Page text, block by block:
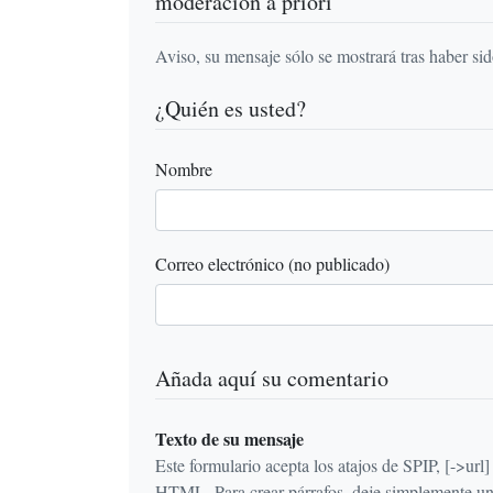
Aviso, su mensaje sólo se mostrará tras haber
¿Quién es usted?
Nombre
Correo electrónico (no publicado)
Añada aquí su comentario
Texto de su mensaje
Este formulario acepta los atajos de SPIP, [->url]